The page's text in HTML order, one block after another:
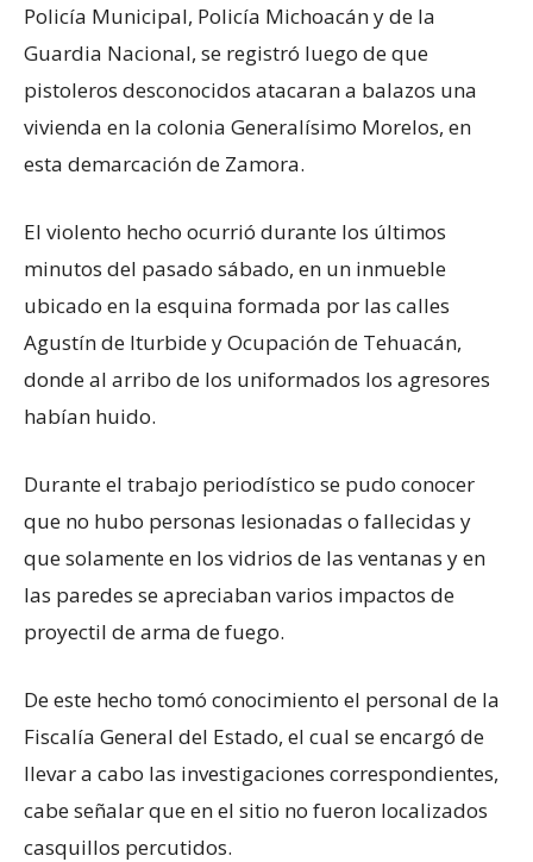
Policía Municipal, Policía Michoacán y de la
Guardia Nacional, se registró luego de que
pistoleros desconocidos atacaran a balazos una
vivienda en la colonia Generalísimo Morelos, en
esta demarcación de Zamora.
El violento hecho ocurrió durante los últimos
minutos del pasado sábado, en un inmueble
ubicado en la esquina formada por las calles
Agustín de Iturbide y Ocupación de Tehuacán,
donde al arribo de los uniformados los agresores
habían huido.
Durante el trabajo periodístico se pudo conocer
que no hubo personas lesionadas o fallecidas y
que solamente en los vidrios de las ventanas y en
las paredes se apreciaban varios impactos de
proyectil de arma de fuego.
De este hecho tomó conocimiento el personal de la
Fiscalía General del Estado, el cual se encargó de
llevar a cabo las investigaciones correspondientes,
cabe señalar que en el sitio no fueron localizados
casquillos percutidos.